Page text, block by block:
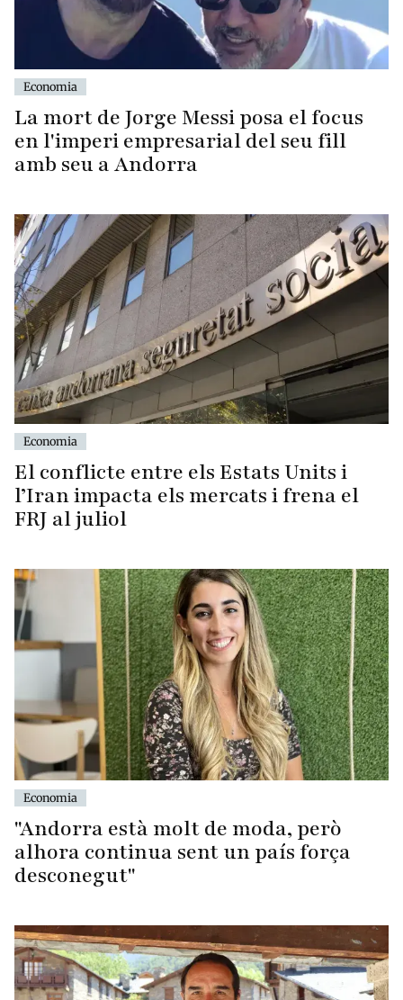
Economia
La mort de Jorge Messi posa el focus
en l'imperi empresarial del seu fill
amb seu a Andorra
Economia
El conflicte entre els Estats Units i
l’Iran impacta els mercats i frena el
FRJ al juliol
Economia
"Andorra està molt de moda, però
alhora continua sent un país força
desconegut"